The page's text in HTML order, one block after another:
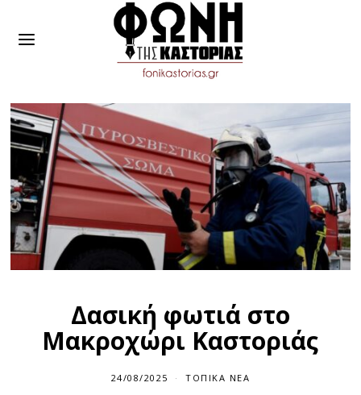
Δασική φωτιά στο
Μακροχώρι Καστοριάς
24/08/2025 ΤΟΠΙΚΆ ΝΈΑ